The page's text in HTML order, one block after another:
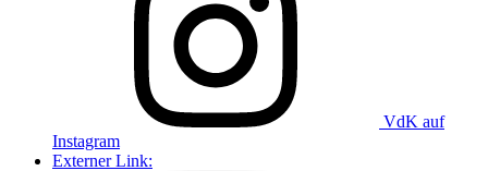
VdK auf
Instagram
Externer Link: